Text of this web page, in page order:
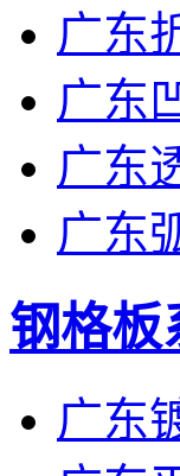
广东
广东
广东
广东
钢格板
广东